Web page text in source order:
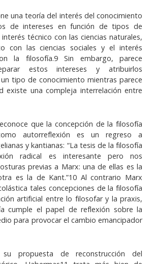
una teoría del interés del conocimiento
de intereses en función de tipos de
técnico con las ciencias naturales,
con las ciencias sociales y el interés
la filosofía.9 Sin embargo, parece
estos intereses y atribuirlos
tipo de conocimiento mientras parece
existe una compleja interrelación entre
que la concepción de la filosofía
autorreflexión es un regreso a
y kantianas: “La tesis de la filosofía
radical es interesante pero nos
previas a Marx: una de ellas es la
es la de Kant.”10 Al contrario Marx
tales concepciones de la filosofía
artificial entre lo filosofar y la praxis,
cumple el papel de reflexión sobre la
para provocar el cambio emancipador
propuesta de reconstrucción del